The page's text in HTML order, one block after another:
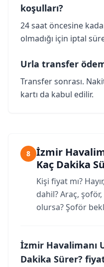
koşulları?
24 saat öncesine
olmadığı için iptal
Urla transfer
Transfer sonrası.
kartı da kabul edilir.
8
İzmir
Kaç Dakika
Kişi fiyat mı?
dahil? Araç,
olursa? Şoför
İzmir Havalimanı
Dakika Sürer?